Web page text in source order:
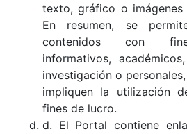
texto, gráfico o imágenes
En resumen, se
contenidos con
informativos,
investigación o
impliquen la utilización
fines de lucro.
d. El Portal contiene